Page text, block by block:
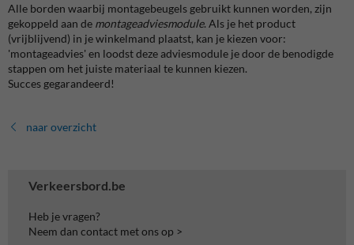
Verkeersbord.be
Heb je vragen?
Neem dan contact met ons op >
Alle borden waarbij montagebeugels gebruikt kunnen worden, zijn
gekoppeld aan de montageadviesmodule. Als je het product
(vrijblijvend) in je winkelmand plaatst, kan je kiezen voor:
'montageadvies' en loodst deze adviesmodule je door de benodigde
stappen om het juiste materiaal te kunnen kiezen.
Succes gegarandeerd!
naar overzicht